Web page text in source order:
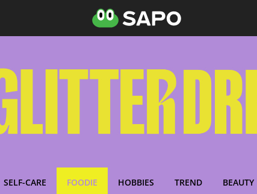
SELF-CARE FOODIE HOBBIES TREND BEAUTY